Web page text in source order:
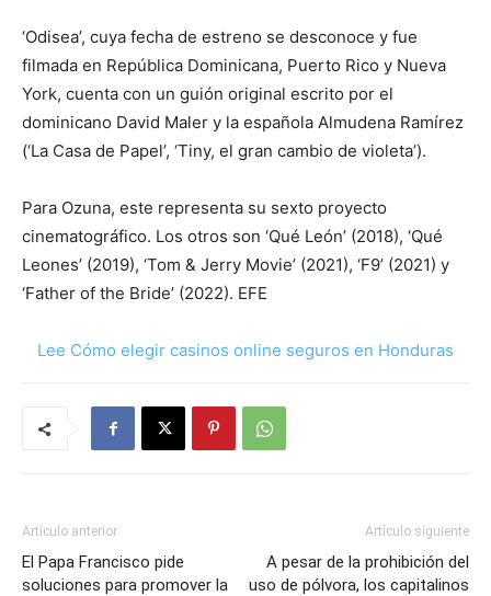
‘Odisea’, cuya fecha de estreno se desconoce y fue
filmada en República Dominicana, Puerto Rico y Nueva
York, cuenta con un guión original escrito por el
dominicano David Maler y la española Almudena Ramírez
(‘La Casa de Papel’, ‘Tiny, el gran cambio de violeta’).
Para Ozuna, este representa su sexto proyecto
cinematográfico. Los otros son ‘Qué León’ (2018), ‘Qué
Leones’ (2019), ‘Tom & Jerry Movie’ (2021), ‘F9’ (2021) y
‘Father of the Bride’ (2022). EFE
Lee Cómo elegir casinos online seguros en Honduras
Artículo anterior
El Papa Francisco pide
soluciones para promover la
Artículo siguiente
A pesar de la prohibición del
uso de pólvora, los capitalinos